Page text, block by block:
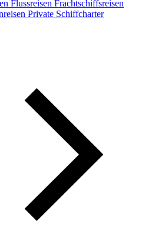
Flussreisen Frachtschiffsreisen
Private Schiffcharter